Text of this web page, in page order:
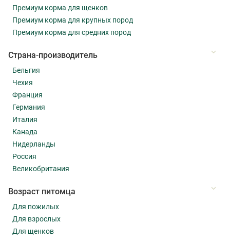
Премиум корма для щенков
Премиум корма для крупных пород
Премиум корма для средних пород
Страна-производитель
Бельгия
Чехия
Франция
Германия
Италия
Канада
Нидерланды
Россия
Великобритания
Возраст питомца
Для пожилых
Для взрослых
Для щенков